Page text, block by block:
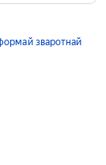
зваротнай